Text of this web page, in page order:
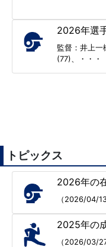
2026年選
監督：井上
(77)、・・・
トピックス
2026年の
（2026/04/13
2025年の
（2026/03/27